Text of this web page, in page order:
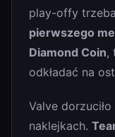
play-offy
pierwszego
Diamond Coin,
odkładać na
Valve
naklejkach.